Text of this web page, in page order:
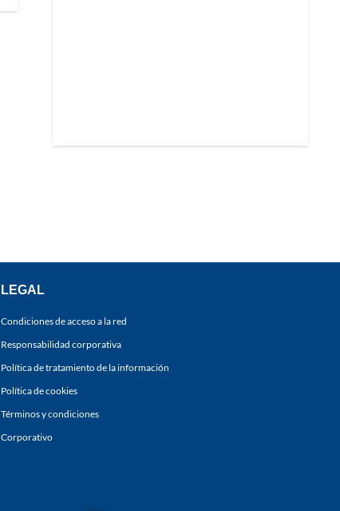
LEGAL
Condiciones de acceso a la red
Responsabilidad corporativa
Política de tratamiento de la información
Política de cookies
Términos y condiciones
Corporativo